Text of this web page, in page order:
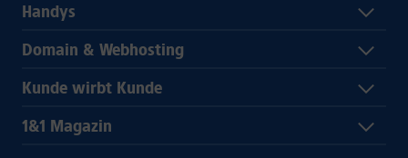
Handys
Domain & Webhosting
Kunde wirbt Kunde
1&1 Magazin